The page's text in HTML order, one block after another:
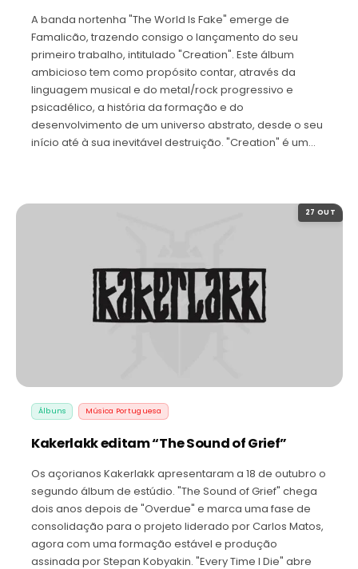
A banda nortenha "The World Is Fake" emerge de
Famalicão, trazendo consigo o lançamento do seu
primeiro trabalho, intitulado "Creation". Este álbum
ambicioso tem como propósito contar, através da
linguagem musical e do metal/rock progressivo e
psicadélico, a história da formação e do
desenvolvimento de um universo abstrato, desde o seu
início até à sua inevitável destruição. "Creation" é um…
27 OUT
Álbuns Música Portuguesa
Kakerlakk editam “The Sound of Grief”
Os açorianos Kakerlakk apresentaram a 18 de outubro o
segundo álbum de estúdio. "The Sound of Grief" chega
dois anos depois de "Overdue" e marca uma fase de
consolidação para o projeto liderado por Carlos Matos,
agora com uma formação estável e produção
assinada por Stepan Kobyakin. "Every Time I Die" abre